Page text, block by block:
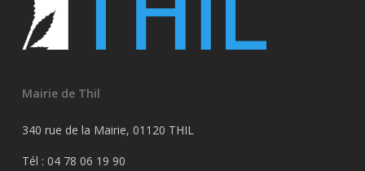
Mairie de Thil
340 rue de la Mairie, 01120 THIL
Tél : 04 78 06 19 90